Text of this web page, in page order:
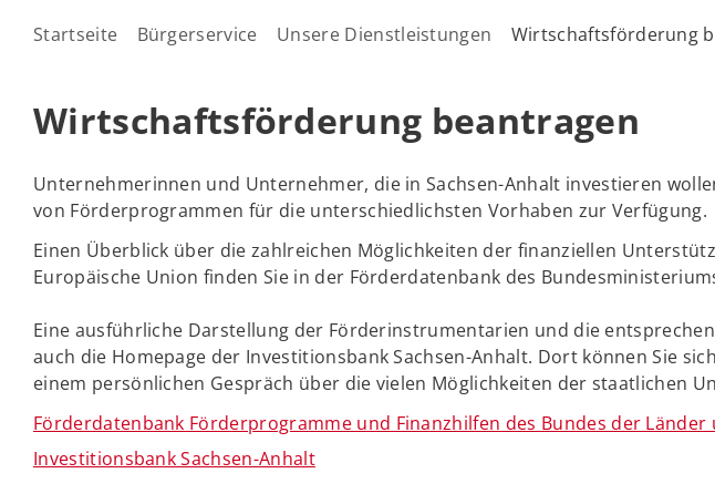
Startseite Bürgerservice Unsere Dienstleistungen Wirtschaftsförderung
Wirtschaftsförderung beantragen
Unternehmerinnen und Unternehmer, die in Sachsen-Anhalt investieren
von Förderprogrammen für die unterschiedlichsten Vorhaben zur Verfügung.
Einen Überblick über die zahlreichen Möglichkeiten der finanziellen
Europäische Union finden Sie in der Förderdatenbank des
Eine ausführliche Darstellung der Förderinstrumentarien und die
auch die Homepage der Investitionsbank Sachsen-Anhalt. Dort können Sie
einem persönlichen Gespräch über die vielen Möglichkeiten der staatlichen
Förderdatenbank Förderprogramme und Finanzhilfen des Bundes der Länder
Investitionsbank Sachsen-Anhalt